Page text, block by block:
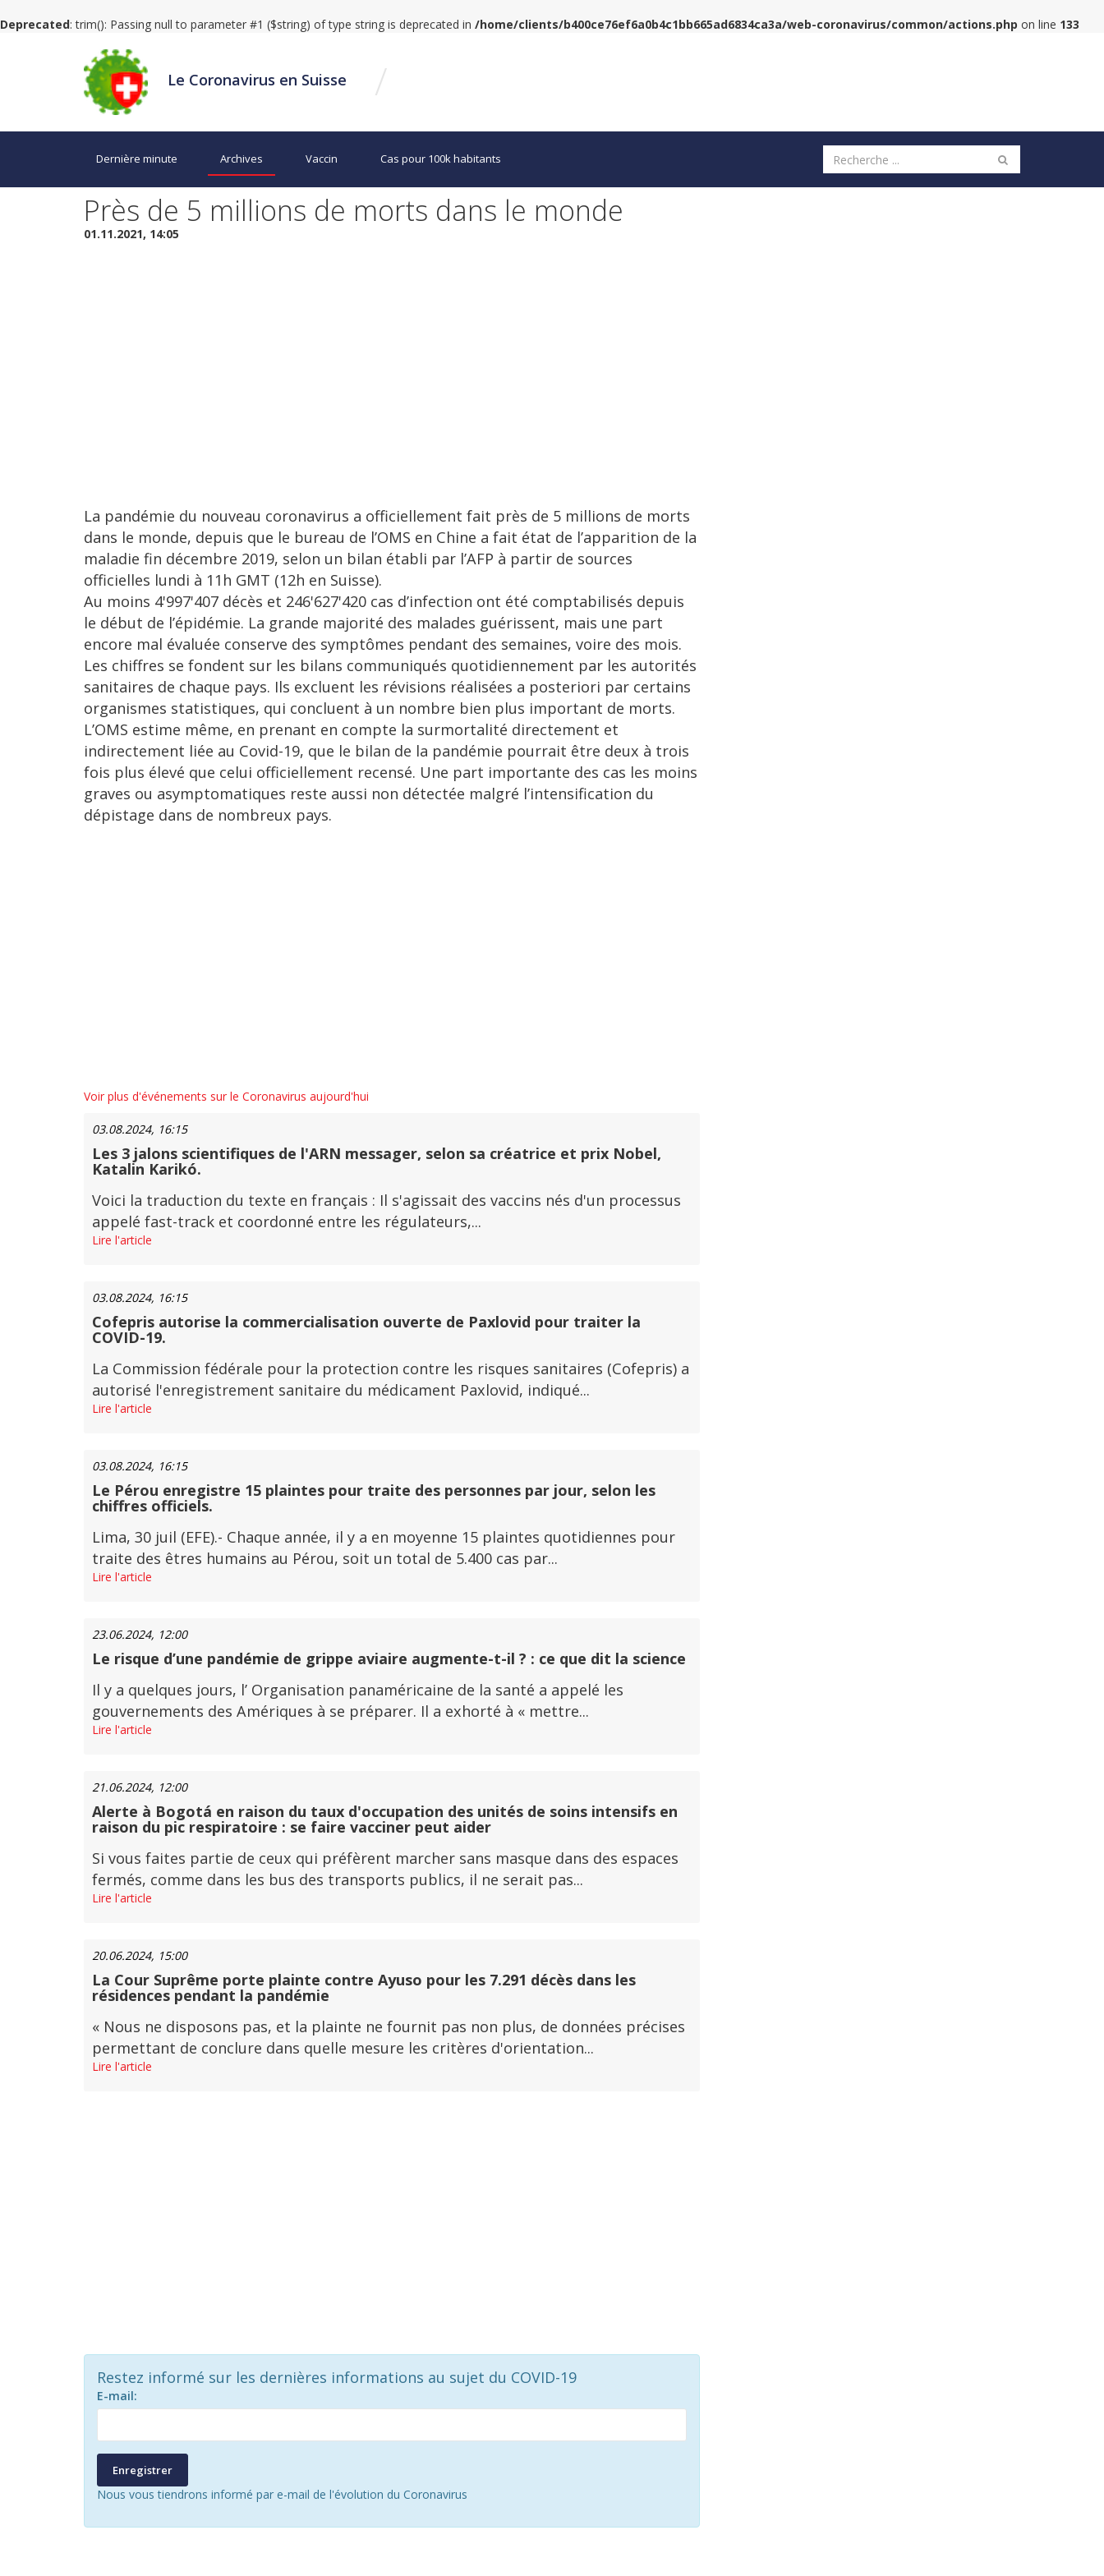
Deprecated: trim(): Passing null to parameter #1 ($string) of type string is deprecated in /home/clients/b400ce76ef6a0b4c1bb665ad6834ca3a/web-coronavirus/common/actions.php on line 133
Le Coronavirus en Suisse /
Dernière minute Archives Vaccin Cas pour 100k habitants
Près de 5 millions de morts dans le monde
01.11.2021, 14:05
La pandémie du nouveau coronavirus a officiellement fait près de 5 millions de morts
dans le monde, depuis que le bureau de l’OMS en Chine a fait état de l’apparition de la
maladie fin décembre 2019, selon un bilan établi par l’AFP à partir de sources
officielles lundi à 11h GMT (12h en Suisse).
Au moins 4'997'407 décès et 246'627'420 cas d’infection ont été comptabilisés depuis
le début de l’épidémie. La grande majorité des malades guérissent, mais une part
encore mal évaluée conserve des symptômes pendant des semaines, voire des mois.
Les chiffres se fondent sur les bilans communiqués quotidiennement par les autorités
sanitaires de chaque pays. Ils excluent les révisions réalisées a posteriori par certains
organismes statistiques, qui concluent à un nombre bien plus important de morts.
L’OMS estime même, en prenant en compte la surmortalité directement et
indirectement liée au Covid-19, que le bilan de la pandémie pourrait être deux à trois
fois plus élevé que celui officiellement recensé. Une part importante des cas les moins
graves ou asymptomatiques reste aussi non détectée malgré l’intensification du
dépistage dans de nombreux pays.
Voir plus d'événements sur le Coronavirus aujourd'hui
03.08.2024, 16:15
Les 3 jalons scientifiques de l'ARN messager, selon sa créatrice et prix Nobel,
Katalin Karikó.
Voici la traduction du texte en français : Il s'agissait des vaccins nés d'un processus
appelé fast-track et coordonné entre les régulateurs,...
Lire l'article
03.08.2024, 16:15
Cofepris autorise la commercialisation ouverte de Paxlovid pour traiter la
COVID-19.
La Commission fédérale pour la protection contre les risques sanitaires (Cofepris) a
autorisé l'enregistrement sanitaire du médicament Paxlovid, indiqué...
Lire l'article
03.08.2024, 16:15
Le Pérou enregistre 15 plaintes pour traite des personnes par jour, selon les
chiffres officiels.
Lima, 30 juil (EFE).- Chaque année, il y a en moyenne 15 plaintes quotidiennes pour
traite des êtres humains au Pérou, soit un total de 5.400 cas par...
Lire l'article
23.06.2024, 12:00
Le risque d’une pandémie de grippe aviaire augmente-t-il ? : ce que dit la science
Il y a quelques jours, l’ Organisation panaméricaine de la santé a appelé les
gouvernements des Amériques à se préparer. Il a exhorté à « mettre...
Lire l'article
21.06.2024, 12:00
Alerte à Bogotá en raison du taux d'occupation des unités de soins intensifs en
raison du pic respiratoire : se faire vacciner peut aider
Si vous faites partie de ceux qui préfèrent marcher sans masque dans des espaces
fermés, comme dans les bus des transports publics, il ne serait pas...
Lire l'article
20.06.2024, 15:00
La Cour Suprême porte plainte contre Ayuso pour les 7.291 décès dans les
résidences pendant la pandémie
« Nous ne disposons pas, et la plainte ne fournit pas non plus, de données précises
permettant de conclure dans quelle mesure les critères d'orientation...
Lire l'article
Restez informé sur les dernières informations au sujet du COVID-19
E-mail:
Enregistrer
Nous vous tiendrons informé par e-mail de l'évolution du Coronavirus